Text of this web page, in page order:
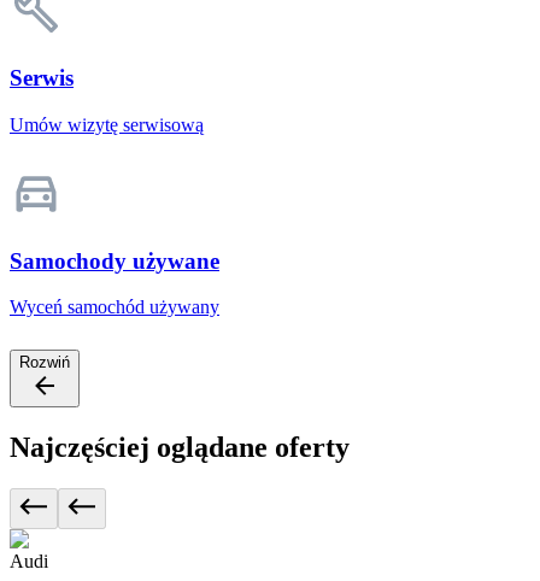
Serwis
Umów wizytę serwisową
Samochody używane
Wyceń samochód używany
Rozwiń
Najczęściej oglądane oferty
Audi